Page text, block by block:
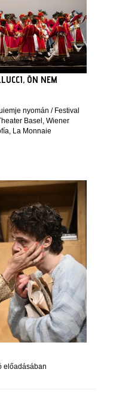
ÖN NEM
nyomán / Festival
Basel, Wiener
La Monnaie
előadásában